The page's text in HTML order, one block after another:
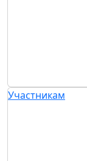
Участникам